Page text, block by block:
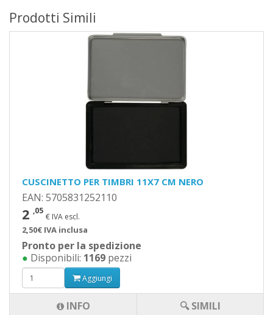
Prodotti Simili
CUSCINETTO PER TIMBRI 11X7 CM NERO
EAN: 5705831252110
2 ,05
€ IVA escl.
2,50€ IVA inclusa
Pronto per la spedizione
● Disponibili: 1169 pezzi
Aggiungi
INFO 🔍 SIMILI